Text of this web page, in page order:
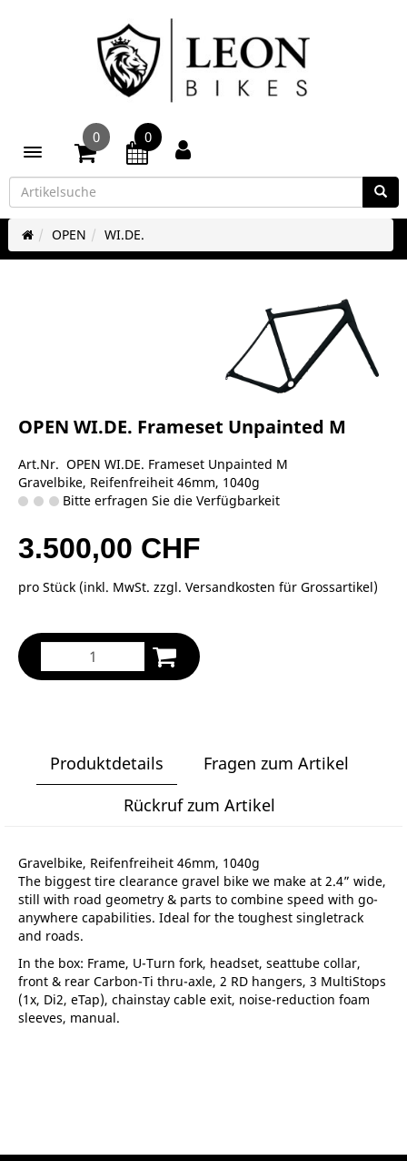
Toggle navigation
0 0
OPEN WI.DE.
OPEN WI.DE. Frameset Unpainted M
Art.Nr. OPEN WI.DE. Frameset Unpainted M
Gravelbike, Reifenfreiheit 46mm, 1040g
Bitte erfragen Sie die Verfügbarkeit
3.500,00 CHF
pro Stück (inkl. MwSt. zzgl. Versandkosten für Grossartikel)
Produktdetails
Fragen zum Artikel
Rückruf zum Artikel
Gravelbike, Reifenfreiheit 46mm, 1040g
The biggest tire clearance gravel bike we make at 2.4” wide,
still with road geometry & parts to combine speed with go-
anywhere capabilities. Ideal for the toughest singletrack
and roads.
In the box: Frame, U-Turn fork, headset, seattube collar,
front & rear Carbon-Ti thru-axle, 2 RD hangers, 3 MultiStops
(1x, Di2, eTap), chainstay cable exit, noise-reduction foam
sleeves, manual.